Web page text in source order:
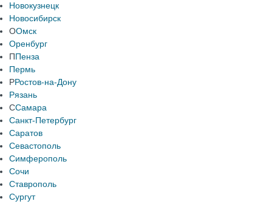
Новокузнецк
Новосибирск
ООмск
Оренбург
ППенза
Пермь
РРостов-на-Дону
Рязань
ССамара
Санкт-Петербург
Саратов
Севастополь
Симферополь
Сочи
Ставрополь
Сургут